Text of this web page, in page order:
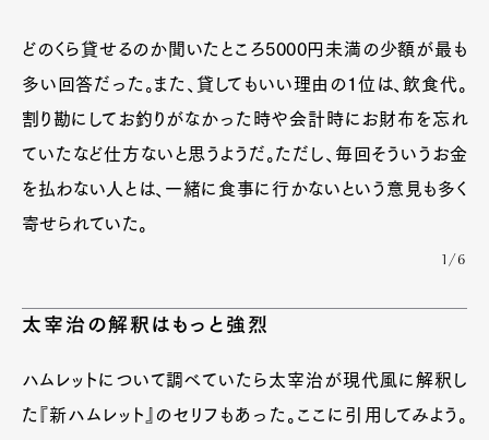
どのくら貸せるのか聞いたところ5000円未満の少額が最も
多い回答だった。また、貸してもいい理由の１位は、飲食代。
割り勘にしてお釣りがなかった時や会計時にお財布を忘れ
ていたなど仕方ないと思うようだ。ただし、毎回そういうお金
を払わない人とは、一緒に食事に行かないという意見も多く
寄せられていた。
1/6
太宰治の解釈はもっと強烈
ハムレットについて調べていたら太宰治が現代風に解釈し
た『新ハムレット』のセリフもあった。ここに引用してみよう。